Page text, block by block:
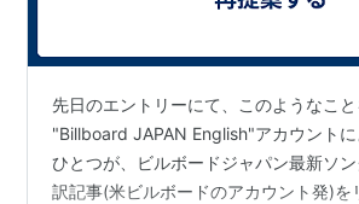
先日のエントリーにて、このようなこと
"Billboard JAPAN English"アカウント
ひとつが、ビルボードジャパン最新ソ
訳記事(米ビルボードのアカウント発)を